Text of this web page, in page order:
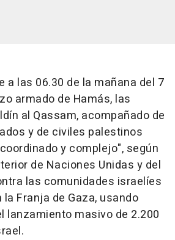
a las 06.30 de la mañana del 7
armado de Hamás, las
al Qassam, acompañado de
y de civiles palestinos
y complejo", según
de Naciones Unidas y del
las comunidades israelíes
Franja de Gaza, usando
lanzamiento masivo de 2.200